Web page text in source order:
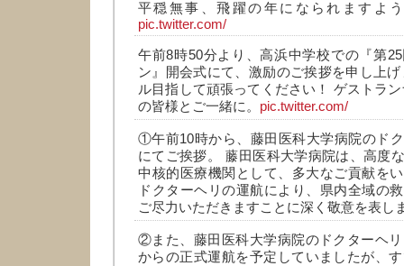
平穏無事、飛躍の年になられますよ
pic.twitter.com/
午前8時50分より、高浜中学校での『第
ン』開会式にて、激励のご挨拶を申し上
ル目指して頑張ってください！ ゲストラ
の皆様とご一緒に。 pic.twitter.com/
①午前10時から、藤田医科大学病院のド
にてご挨拶。 藤田医科大学病院は、高度
中核的医療機関として、多大なご貢献を
ドクターヘリの運航により、県内全域の
ご尽力いただきますことに深く敬意を表し
②また、藤田医科大学病院のドクターヘ
からの正式運航を予定していましたが、